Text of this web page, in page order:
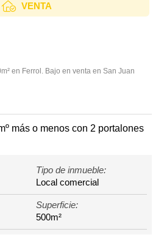
VENTA
en Ferrol. Bajo en venta en San Juan
más o menos con 2 portalones
Tipo de inmueble:
Local comercial
Superficie:
500m²